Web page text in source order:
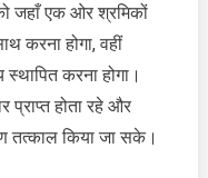
जहाँ एक ओर श्रमिकों
करना होगा, वहीं
करना होगा।
प्राप्त होता रहे और
तत्काल किया जा सके।